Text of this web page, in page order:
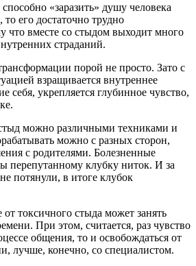
«заразить» душу человека
его достаточно трудно
что вместе со стыдом выходит много
страданий.
порой не просто. Зато с
взращивается внутреннее
себя, укрепляется глубинное чувство,
можно различными техниками и
можно с разных сторон,
с родителями. Болезненные
перепутанному клубку ниток. И за
потянули, в итоге клубок
токсичного стыда может занять
При этом, считается, раз чувство
общения, то и освобождаться от
лучше, конечно, со специалистом.